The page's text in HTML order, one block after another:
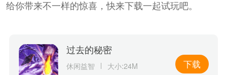
给你带来不一样的惊喜，快来下载一起试玩吧。
过去的秘密
休闲益智 大小:24M 下载